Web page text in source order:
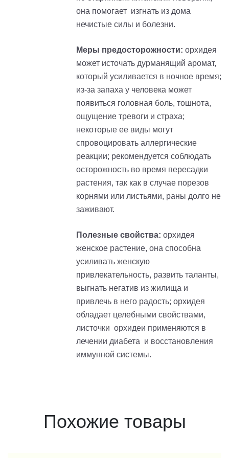
она помогает изгнать из дома
нечистые силы и болезни.
Меры предосторожности: орхидея
может источать дурманящий аромат,
который усиливается в ночное время;
из-за запаха у человека может
появиться головная боль, тошнота,
ощущение тревоги и страха;
некоторые ее виды могут
спровоцировать аллергические
реакции; рекомендуется соблюдать
осторожность во время пересадки
растения, так как в случае порезов
корнями или листьями, раны долго не
заживают.
Полезные свойства: орхидея
женское растение, она способна
усиливать женскую
привлекательность, развить таланты,
выгнать негатив из жилища и
привлечь в него радость; орхидея
обладает целебными свойствами,
листочки орхидеи применяются в
лечении диабета и восстановления
иммунной системы.
Похожие товары